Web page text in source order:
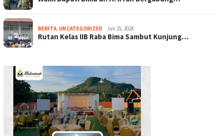
BERITA, UNCATEGORIZED Juli 25, 2024
Rutan Kelas IIB Raba Bima Sambut Kunjung…